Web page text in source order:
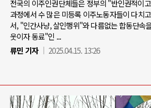
전국의 이주인권단체들은 정부의 "반인권적이
과정에서 수 많은 미등록 이주노동자들이 다치
서, "인간사냥, 살인행위"와 다름없는 합동단속
웃이자 동료"인 ...
류민 기자
2025.04.15. 13:26